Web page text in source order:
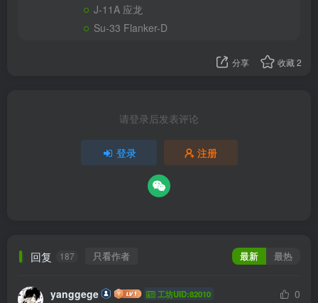
J-11A 应龙
Su-33 Flanker-D
分享 收藏2
请登录后发表评论
登录 注册
回复 187 只看作者 最新 最热
yanggege 工坊UID:82010
0